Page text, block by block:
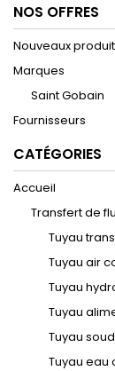
NOS OFFRES
Nouveaux
Marques
Saint Gobain
Fournisseurs
CATÉGORIES
Accueil
Transfert de
Tuyau
Tuyau air
Tuyau
Tuyau
Tuyau
Tuyau eau